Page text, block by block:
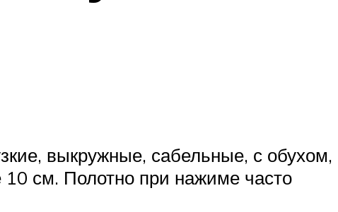
выкружные, сабельные, с обухом,
10 см. Полотно при нажиме часто